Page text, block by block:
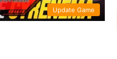
Update Game